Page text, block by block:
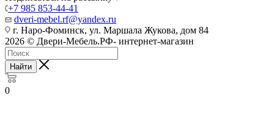
+7 985 853-44-41
dveri-mebel.rf@yandex.ru
г. Наро-Фоминск, ул. Маршала Жукова, дом 84
2026 © Двери-Мебель.РФ- интернет-магазин
Найти
0